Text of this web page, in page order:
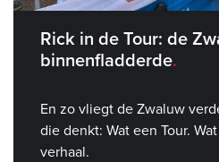
Rick in de Tour: de
binnenfladderde
En zo vliegt de Zwaluw
die denkt: Wat een Tour.
verhaal.